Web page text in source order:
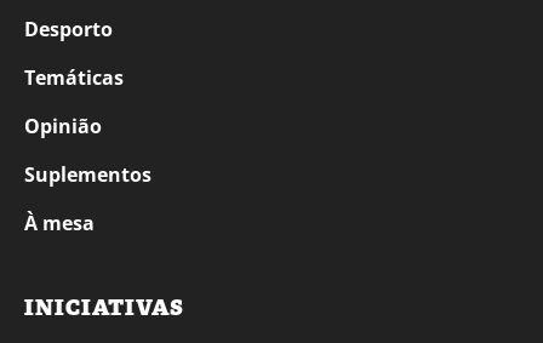
Desporto
Temáticas
Opinião
Suplementos
À mesa
INICIATIVAS